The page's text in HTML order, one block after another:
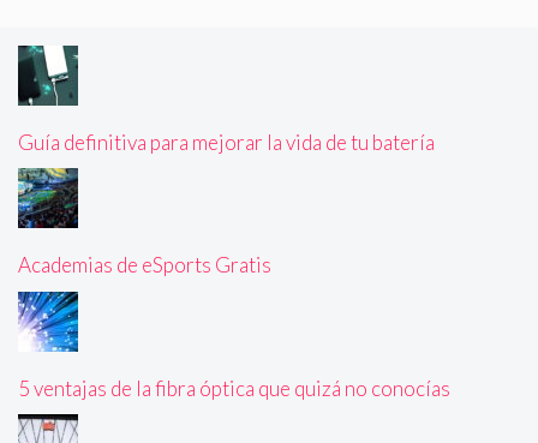
Guía definitiva para mejorar la vida de tu batería
Academias de eSports Gratis
5 ventajas de la fibra óptica que quizá no conocías